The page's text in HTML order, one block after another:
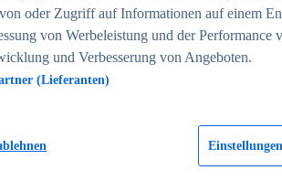
2024
in Deutschland 2005-2025
oder Zugriff auf Informationen auf einem
von Werbeleistung und der
und Verbesserung von Angeboten.
(Lieferanten)